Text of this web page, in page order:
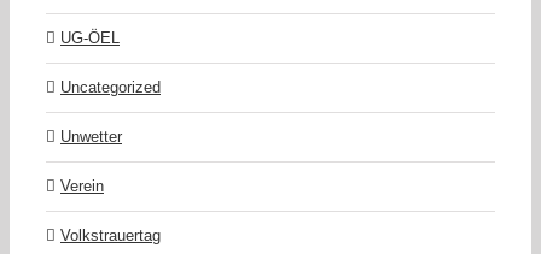
UG-ÖEL
Uncategorized
Unwetter
Verein
Volkstrauertag